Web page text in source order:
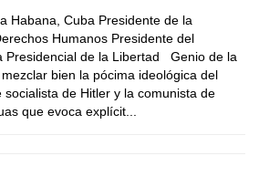
Habana, Cuba Presidente de la
Humanos Presidente del
Presidencial de la Libertad Genio de la
bien la pócima ideológica del
de Hitler y la comunista de
que evoca explícit...